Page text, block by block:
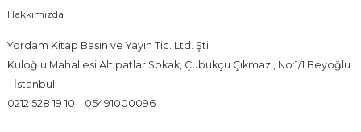
Hakkımızda
Yordam Kitap Basın ve Yayın Tic. Ltd. Şti.
Kuloğlu Mahallesi Altıpatlar Sokak, Çubukçu Çıkmazı, No:1/1 Beyoğlu
- İstanbul
0212 528 19 10
05491000096